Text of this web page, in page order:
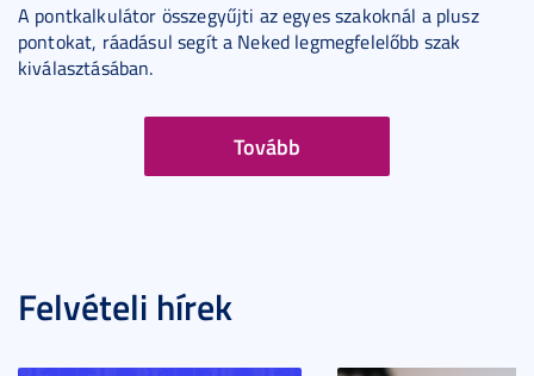
A pontkalkulátor összegyűjti az egyes szakoknál a plusz
pontokat, ráadásul segít a Neked legmegfelelőbb szak
kiválasztásában.
Tovább
Felvételi hírek